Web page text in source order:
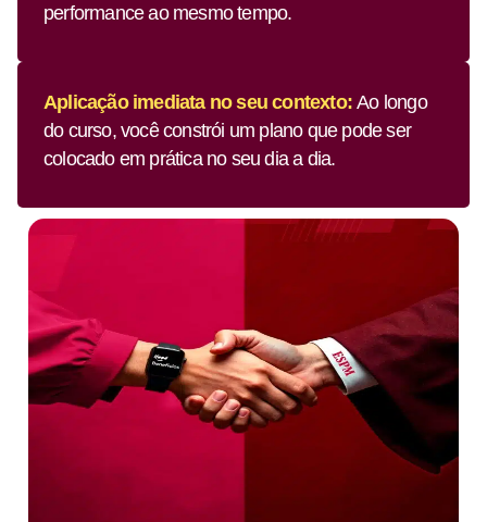
performance ao mesmo tempo.
Aplicação imediata no seu contexto: Ao longo
do curso, você constrói um plano que pode ser
colocado em prática no seu dia a dia.